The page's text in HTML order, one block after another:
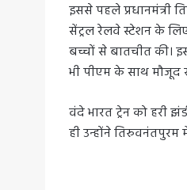
इससे पहले प्रधानमंत्री
सेंट्रल रेलवे स्टेशन के
बच्चों से बातचीत की।
भी पीएम के साथ मौजूद
वंदे भारत ट्रेन को हरी
ही उन्होंने तिरुवनंतपुरम